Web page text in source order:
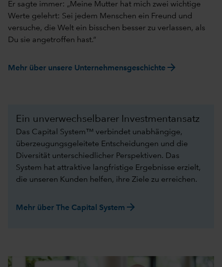
Er sagte immer: „Meine Mutter hat mich zwei wichtige
Werte gelehrt: Sei jedem Menschen ein Freund und
versuche, die Welt ein bisschen besser zu verlassen, als
Du sie angetroffen hast.“
Mehr über unsere Unternehmensgeschichte arrow_forward
Ein unverwechselbarer Investmentansatz
Das Capital System™ verbindet unabhängige,
überzeugungsgeleitete Entscheidungen und die
Diversität unterschiedlicher Perspektiven. Das
System hat attraktive langfristige Ergebnisse erzielt,
die unseren Kunden helfen, ihre Ziele zu erreichen.
Mehr über The Capital System arrow_forward